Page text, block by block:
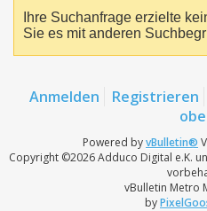
Ihre Suchanfrage erzielte
Sie es mit anderen
Anmelden Registrieren
Powered byvBulletin®
Copyright ©2026 Adduco Digital e.K.
vBulletin Metro
by